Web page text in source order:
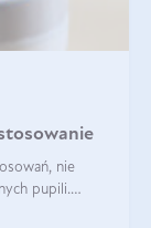
nie
pupili.